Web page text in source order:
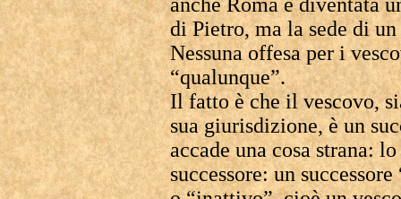
di Pietro, ma la sede di
Nessuna offesa per i
“qualunque”.
Il fatto è che il vescovo,
sua giurisdizione, è un
accade una cosa strana:
successore: un